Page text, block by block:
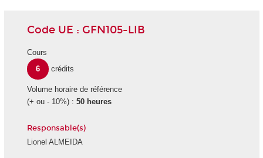
Code UE : GFN105-LIB
Cours
6
crédits
Volume horaire de référence
(+ ou - 10%) : 50 heures
Responsable(s)
Lionel ALMEIDA